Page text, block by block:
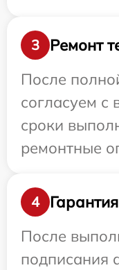
3
Ремонт
После
согласуем с
сроки
ремонтные
4
Гарантия
После
подписания